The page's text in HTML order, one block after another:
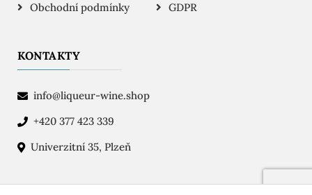
Obchodní podmínky
GDPR
KONTAKTY
info@liqueur-wine.shop
+420 377 423 339
Univerzitní 35, Plzeň